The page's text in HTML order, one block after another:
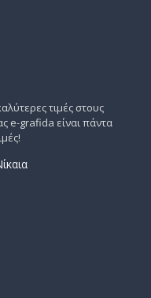
τιμές στους
e-grafida είναι πάντα